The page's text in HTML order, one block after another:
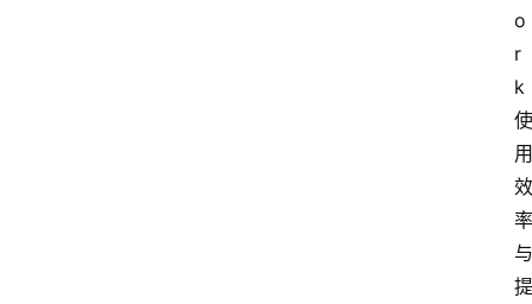
o
r
k
使
用
效
率
与
提